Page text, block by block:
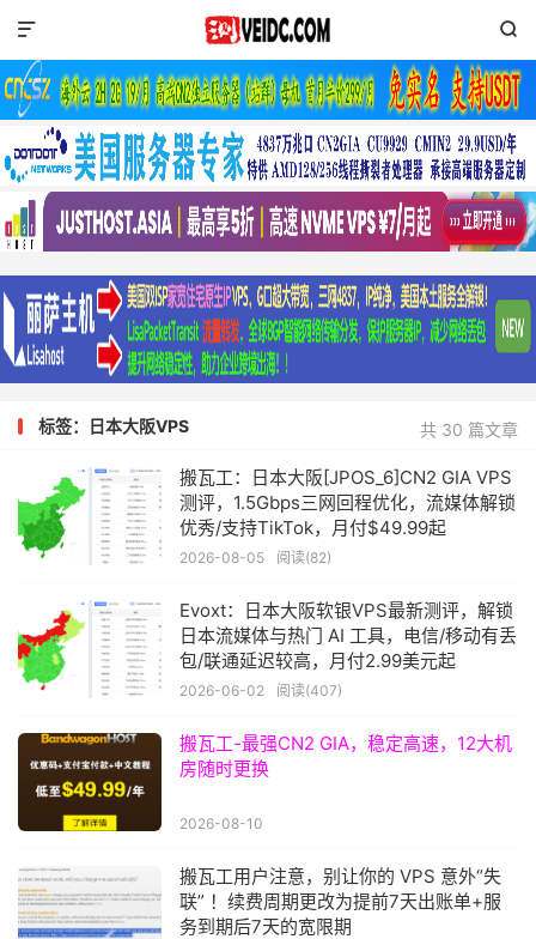


共 30 篇文章
标签：日本大阪VPS
搬瓦工：日本大阪[JPOS_6]CN2 GIA VPS
测评，1.5Gbps三网回程优化，流媒体解锁
优秀/支持TikTok，月付$49.99起
2026-08-05 阅读(82)
Evoxt：日本大阪软银VPS最新测评，解锁
日本流媒体与热门 AI 工具，电信/移动有丢
包/联通延迟较高，月付2.99美元起
2026-06-02 阅读(407)
搬瓦工-最强CN2 GIA，稳定高速，12大机
房随时更换
2026-08-10
搬瓦工用户注意，别让你的 VPS 意外“失
联” ！续费周期更改为提前7天出账单+服
务到期后7天的宽限期